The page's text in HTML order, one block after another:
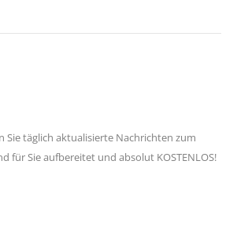
Sie täglich aktualisierte Nachrichten zum
für Sie aufbereitet und absolut KOSTENLOS!